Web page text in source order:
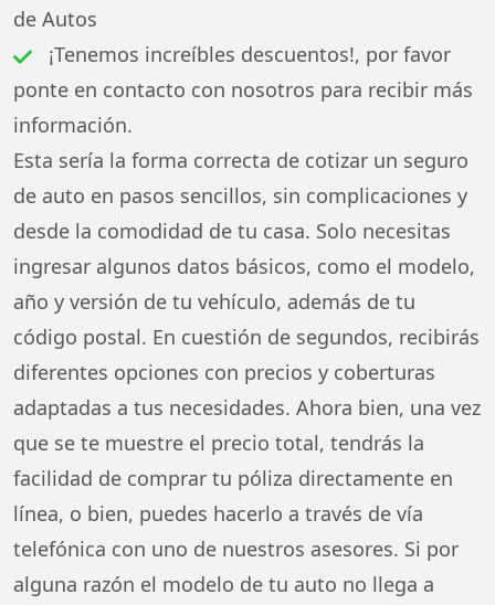
de Autos
¡Tenemos increíbles descuentos!, por favor
ponte en contacto con nosotros para recibir más
información.
Esta sería la forma correcta de cotizar un seguro
de auto en pasos sencillos, sin complicaciones y
desde la comodidad de tu casa. Solo necesitas
ingresar algunos datos básicos, como el modelo,
año y versión de tu vehículo, además de tu
código postal. En cuestión de segundos, recibirás
diferentes opciones con precios y coberturas
adaptadas a tus necesidades. Ahora bien, una vez
que se te muestre el precio total, tendrás la
facilidad de comprar tu póliza directamente en
línea, o bien, puedes hacerlo a través de vía
telefónica con uno de nuestros asesores. Si por
alguna razón el modelo de tu auto no llega a